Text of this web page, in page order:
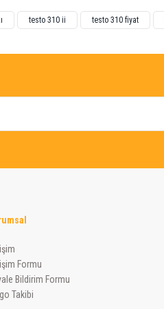
testo 310 ii testo 310 fiyat
Formu
Bildirim Formu
Takibi